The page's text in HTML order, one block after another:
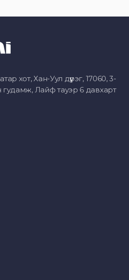
хот, Хан-Уул дүүрэг, 17060, 3-
гудамж, Лайф тауэр 6 давхарт